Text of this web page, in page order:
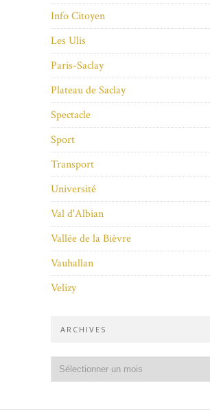
Info Citoyen
Les Ulis
Paris-Saclay
Plateau de Saclay
Spectacle
Sport
Transport
Université
Val d'Albian
Vallée de la Bièvre
Vauhallan
Velizy
ARCHIVES